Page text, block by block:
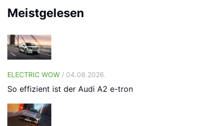
Meistgelesen
ELECTRIC WOW / 04.08.2026.
So effizient ist der Audi A2 e-tron